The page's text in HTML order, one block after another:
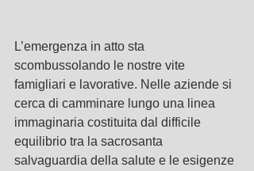
L’emergenza in atto sta
scombussolando le nostre vite
famigliari e lavorative. Nelle aziende si
cerca di camminare lungo una linea
immaginaria costituita dal difficile
equilibrio tra la sacrosanta
salvaguardia della salute e le esigenze